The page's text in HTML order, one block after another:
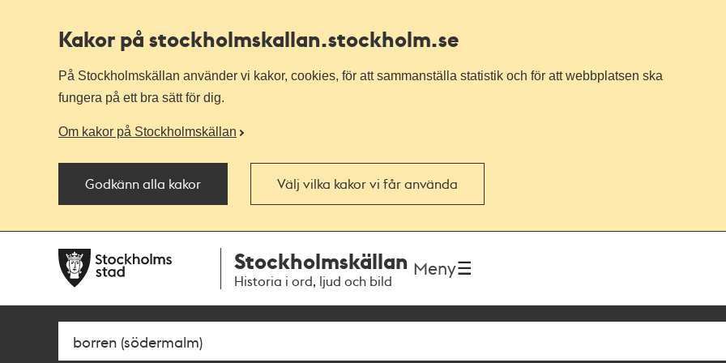
Kakor på stockholmskallan.stockholm.se
På Stockholmskällan använder vi kakor, cookies, för att sammanställa statistik och för att webbplatsen ska
fungera på ett bra sätt för dig.
Om kakor på Stockholmskällan
Godkänn alla kakor Välj vilka kakor vi får använda
navigationen
huvudinnehållet
Stockholmskällan
Historia i ord, ljud och bild
Meny
Sök